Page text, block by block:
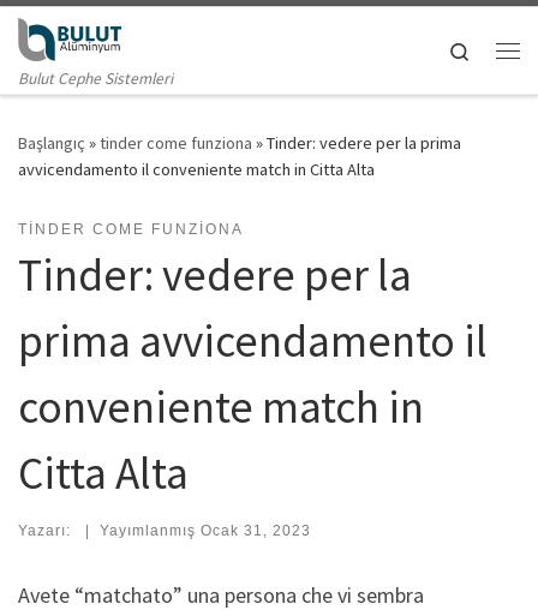
Skip to content
Bulut Cephe Sistemleri
Search
Başlangıç »tinder come funziona »Tinder: vedere per la prima
avvicendamento il conveniente match in Citta Alta
TINDER COME FUNZIONA
Tinder: vedere per la
prima avvicendamento il
conveniente match in
Citta Alta
Yazarı: | Yayımlanmış Ocak 31, 2023
Avete “matchato” una persona che vi sembra